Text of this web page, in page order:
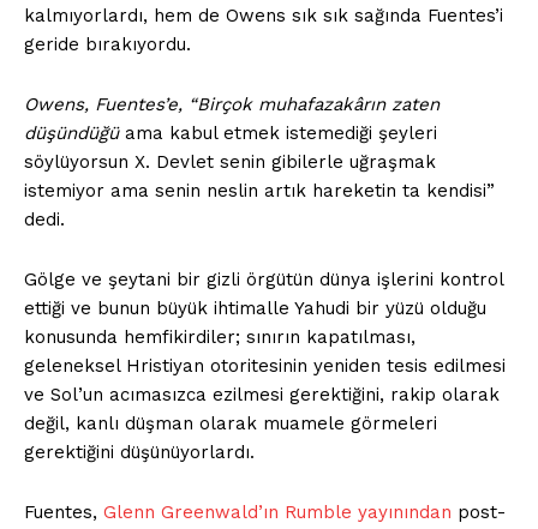
kalmıyorlardı, hem de Owens sık sık sağında Fuentes’i
geride bırakıyordu.
Owens, Fuentes’e, “Birçok muhafazakârın zaten
düşündüğüama kabul etmek istemediği şeyleri
söylüyorsun X. Devlet senin gibilerle uğraşmak
istemiyor ama senin neslin artık hareketin ta kendisi”
dedi.
Gölge ve şeytani bir gizli örgütün dünya işlerini kontrol
ettiği ve bunun büyük ihtimalle Yahudi bir yüzü olduğu
konusunda hemfikirdiler; sınırın kapatılması,
geleneksel Hristiyan otoritesinin yeniden tesis edilmesi
ve Sol’un acımasızca ezilmesi gerektiğini, rakip olarak
değil, kanlı düşman olarak muamele görmeleri
gerektiğini düşünüyorlardı.
Fuentes, Glenn Greenwald’ın Rumble yayınından post-